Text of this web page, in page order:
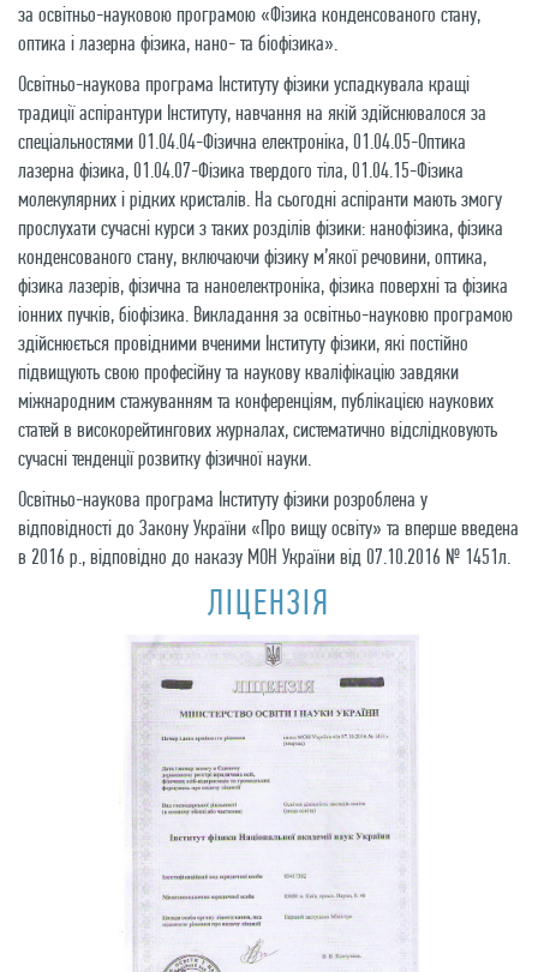
за освітньо-науковою програмою «Фізика конденсованого стану,
оптика і лазерна фізика, нано- та біофізика».
Освітньо-наукова програма Інституту фізики успадкувала кращі
традиції аспірантури Інституту, навчання на якій здійснювалося за
спеціальностями 01.04.04-Фізична електроніка, 01.04.05-Оптика
лазерна фізика, 01.04.07-Фізика твердого тіла, 01.04.15-Фізика
молекулярних і рідких кристалів. На сьогодні аспіранти мають змогу
прослухати сучасні курси з таких розділів фізики: нанофізика, фізика
конденсованого стану, включаючи фізику м’якої речовини, оптика,
фізика лазерів, фізична та наноелектроніка, фізика поверхні та фізика
іонних пучків, біофізика. Викладання за освітньо-науковю програмою
здійснюється провідними вченими Інституту фізики, які постійно
підвищують свою професійну та наукову кваліфікацію завдяки
міжнародним стажуванням та конференціям, публікацією наукових
статей в високорейтингових журналах, систематично відслідковують
сучасні тенденції розвитку фізичної науки.
Освітньо-наукова програма Інституту фізики розроблена у
відповідності до Закону України «Про вищу освіту» та вперше введена
в 2016 р., відповідно до наказу МОН України від 07.10.2016 № 1451л.
ЛІЦЕНЗІЯ